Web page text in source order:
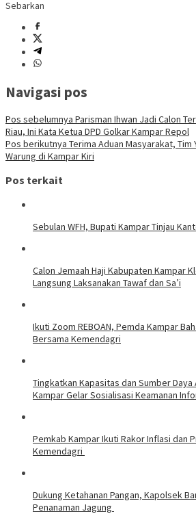
Sebarkan
Navigasi pos
Pos sebelumnya Parisman Ihwan Jadi Calon
Riau, Ini Kata Ketua DPD Golkar Kampar Repol
Pos berikutnya Terima Aduan Masyarakat,
Warung di Kampar Kiri
Pos terkait
Sebulan WFH, Bupati Kampar Tinjau
Calon Jemaah Haji Kabupaten Kampar
Langsung Laksanakan Tawaf dan Sa’i
Ikuti Zoom REBOAN, Pemda Kampar
Bersama Kemendagri
Tingkatkan Kapasitas dan Sumber Daya
Kampar Gelar Sosialisasi Keamanan
Pemkab Kampar Ikuti Rakor Inflasi dan
Kemendagri
Dukung Ketahanan Pangan, Kapolsek
Penanaman Jagung